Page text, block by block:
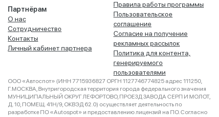
Партнёрам
О нас
Сотрудничество
Контакты
Личный кабинет партнера
Правила работы программы
Пользовательское
соглашение
Согласие на получение
рекламных рассылок
Политика для контента,
генерируемого
пользователями
ООО «Автоспот» (ИНН 7715936827 ОРГН 1127746774825 адрес 111250,
Г.МОСКВА, Внутригородская территория города федерального значения
МУНИЦИПАЛЬНЫЙ ОКРУГ ЛЕФОРТОВО, ПРОЕЗД ЗАВОДА СЕРП И МОЛОТ,
Д. 10, ПОМЕЩ. 41Н/9, ОКВЭД 62.0) осуществляет деятельность по
разработке ПО «Autospot» и предоставлению лицензий на ПО. Согласно